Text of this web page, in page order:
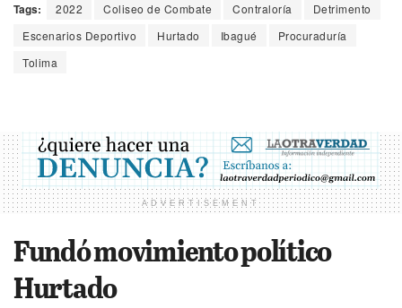
Tags: 2022 Coliseo de Combate Contraloría
Detrimento
Escenarios Deportivo
Hurtado Ibagué
Procuraduría
Tolima
ADVERTISEMENT
Fundó movimiento político
Hurtado